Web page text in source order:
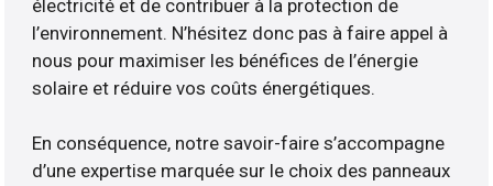
électricité et de contribuer à la protection de
l’environnement. N’hésitez donc pas à faire appel à
nous pour maximiser les bénéfices de l’énergie
solaire et réduire vos coûts énergétiques.
En conséquence, notre savoir-faire s’accompagne
d’une expertise marquée sur le choix des panneaux